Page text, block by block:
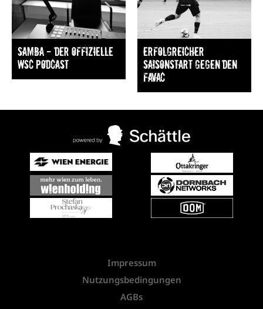
Samba — Der offizielle
WSC Podcast
Erfolgreicher
Saisonstart gegen den
FavAC
Impressum
Nutzungsbedingungen
AGBs